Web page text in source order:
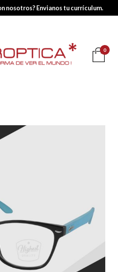
nosotros? Envianos tu currículum.
0